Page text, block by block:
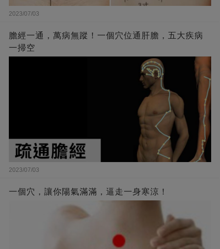
2023/07/03
膽經一通，萬病無蹤！一個穴位通肝膽，五大疾病
一掃空
2023/07/03
一個穴，讓你陽氣滿滿，逼走一身寒涼！